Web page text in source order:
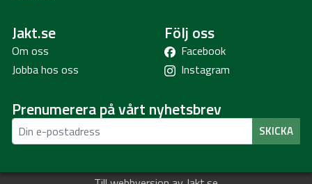
Jakt.se
Om oss
Jobba hos oss
Följ oss
Facebook
Instagram
Prenumerera på vårt nyhetsbrev
SKICKA